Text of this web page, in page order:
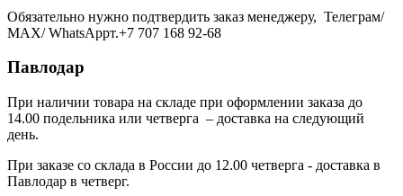
Обязательно нужно подтвердить заказ менеджеру, Телеграм/
МАХ/ WhatsAppт.+7 707 168 92-68
Павлодар
При наличии товара на складе при оформлении заказа до
14.00 подельника или четверга – доставка на следующий
день.
При заказе со склада в России до 12.00 четверга - доставка в
Павлодар в четверг.